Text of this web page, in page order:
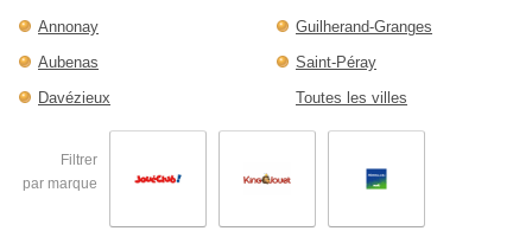
Annonay
Aubenas
Davézieux
Guilherand-Granges
Saint-Péray
Toutes les villes
Filtrer
par marque